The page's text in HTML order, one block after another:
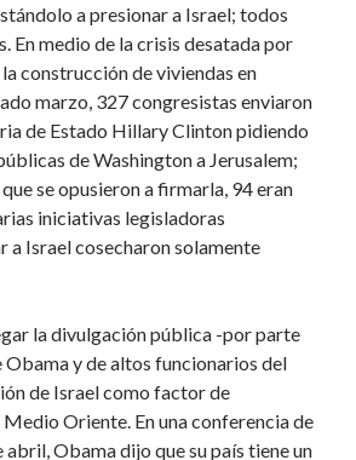
a presionar a Israel; todos
En medio de la crisis desatada por
construcción de viviendas en
marzo, 327 congresistas enviaron
de Estado Hillary Clinton pidiendo
de Washington a Jerusalem;
se opusieron a firmarla, 94 eran
iniciativas legisladoras
a Israel cosecharon solamente
la divulgación pública -por parte
y de altos funcionarios del
de Israel como factor de
Oriente. En una conferencia de
abril, Obama dijo que su país tiene un